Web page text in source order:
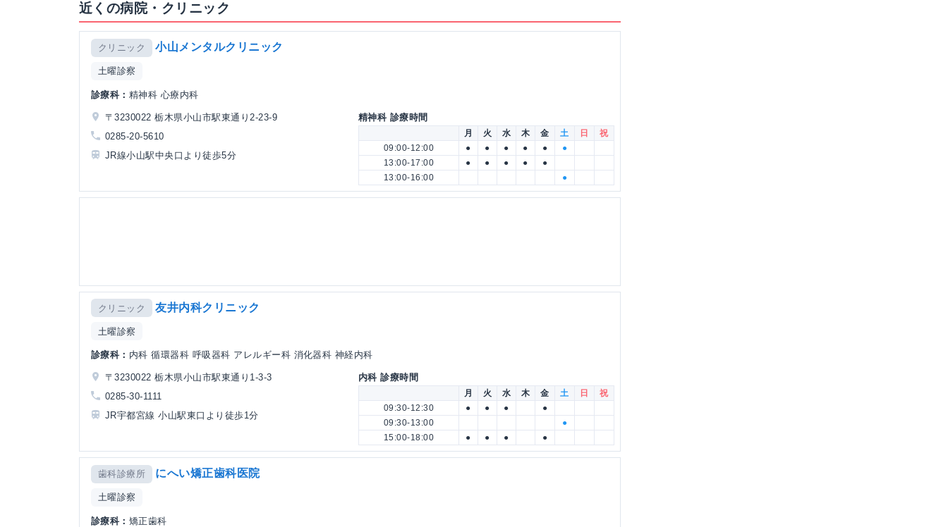
近くの病院・クリニック
クリニック 小山メンタルクリニック
土曜診察
診療科： 精神科 心療内科
〒3230022 栃木県小山市駅東通り2-23-9
0285-20-5610
JR線小山駅中央口より徒歩5分
精神科 診療時間
月 火 水 木 金 土 日
祝
09:00-12:00
● ● ● ● ●
●
13:00-17:00
● ● ● ●
●
13:00-16:00
●
クリニック 友井内科クリニック
土曜診察
診療科： 内科 循環器科 呼吸器科 アレルギー科 消化器科 神経内科
〒3230022 栃木県小山市駅東通り1-3-3
0285-30-1111
JR宇都宮線 小山駅東口より徒歩1分
内科 診療時間
月 火 水 木 金 土 日
祝
09:30-12:30
● ● ●
●
09:30-13:00
●
15:00-18:00
● ● ● ●
歯科診療所 にへい矯正歯科医院
土曜診察
診療科： 矯正歯科